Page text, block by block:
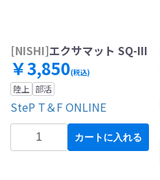
[NISHI]エクサマット SQ-III
￥3,850(税込)
陸上 部活
SteP T＆F ONLINE
カートに入れる